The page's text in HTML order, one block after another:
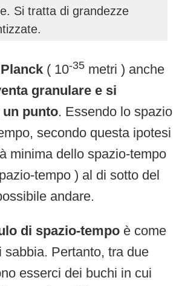
Si tratta di grandezze
( 10-35 metri ) anche
granulare e si
punto. Essendo lo spazio
secondo questa ipotesi
minima dello spazio-tempo
tempo ) al di sotto del
andare.
di spazio-tempo è come
sabbia. Pertanto, tra due
esserci dei buchi in cui